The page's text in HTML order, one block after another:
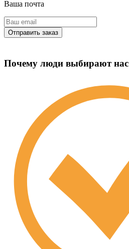
Ваша почта
Почему люди выбирают нас